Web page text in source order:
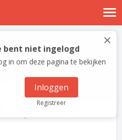
verhalen
in
gratis aan
×
bent niet ingelogd
in om deze pagina te bekijken
Inloggen
Registreer